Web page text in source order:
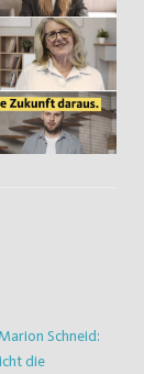
Schneid:
die